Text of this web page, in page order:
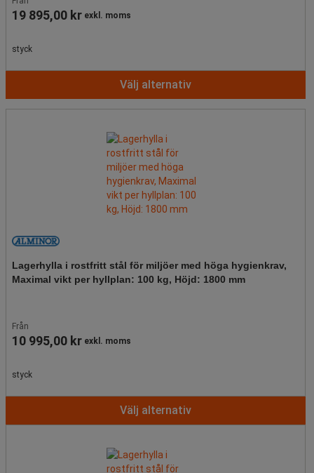
19 895,00 kr exkl. moms
styck
Välj alternativ
Lagerhylla i rostfritt stål för miljöer med höga hygienkrav,
Maximal vikt per hyllplan: 100 kg, Höjd: 1800 mm
Från
10 995,00 kr exkl. moms
styck
Välj alternativ